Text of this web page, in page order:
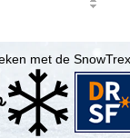
met de